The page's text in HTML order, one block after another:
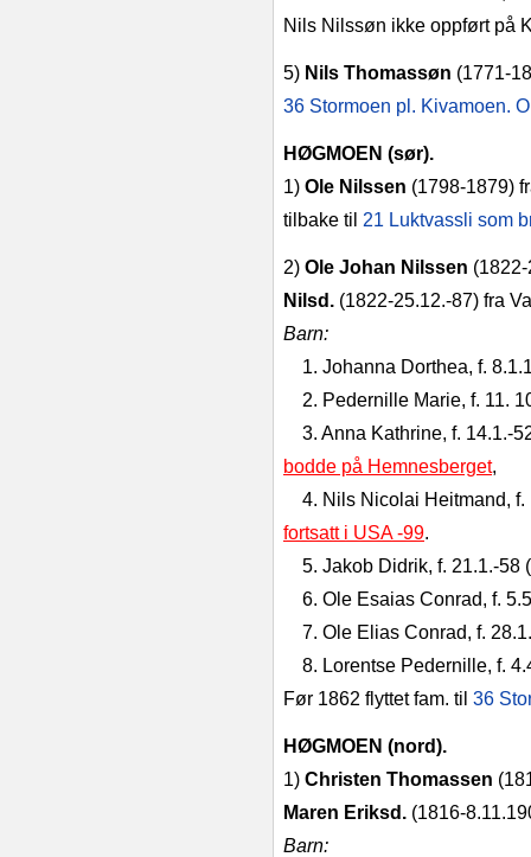
Nils Nilssøn ikke oppført på
5) Nils Thomassøn
36 Stor­moen pl. Kivamoen.
HØGMOEN (sør).
1) Ole Nilssen (1798‑1879)
tilbake til 21 Luktvassli som
2) Ole Johan Nilssen
Nilsd. (1822‑25.12.‑87) fra
Barn:
1. Johanna Dorthea, f.
2. Pedernille Marie, f. 11.
3. Anna Kathrine, f.
bodde på Hemnesberget,
4. Nils Nicolai Heitmand, f.
fortsatt i USA -99.
5. Jakob Didrik, f. 21.1.‑58 (
6. Ole Esaias Conrad, f.
7. Ole Elias Conrad, f.
8. Lorentse Pedernille, f.
Før 1862 flyttet fam. til 36
HØGMOEN (nord).
1) Christen Thomassen
Maren Eriksd. (1816-
Barn: